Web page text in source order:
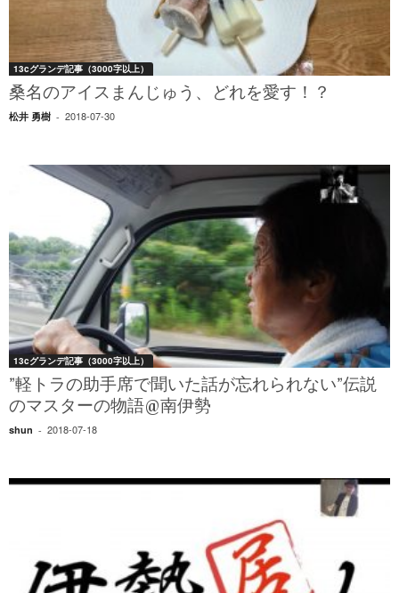
13cグランデ記事（3000字以上）
桑名のアイスまんじゅう、どれを愛す！？
松井 勇樹 - 2018-07-30
13cグランデ記事（3000字以上）
”軽トラの助手席で聞いた話が忘れられない”伝説
のマスターの物語@南伊勢
shun - 2018-07-18